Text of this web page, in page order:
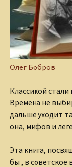
Олег Бобров
Классикой
Времена не
дальше уходит
она, мифов и
Эта книга,
бы , в советское